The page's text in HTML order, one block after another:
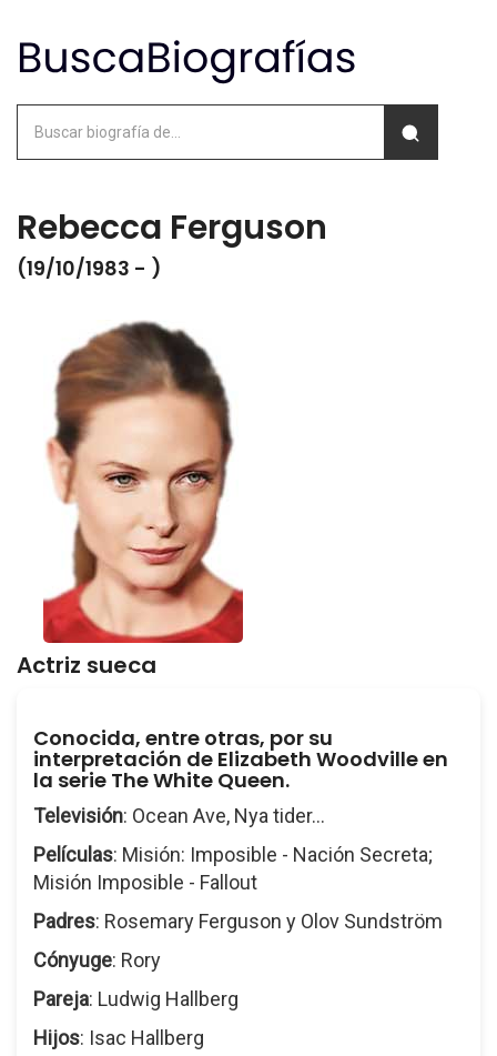
Rebecca Ferguson
(19/10/1983 - )
Actriz sueca
Conocida, entre otras, por su
interpretación de Elizabeth Woodville en
la serie The White Queen.
Televisión: Ocean Ave, Nya tider...
Películas: Misión: Imposible - Nación Secreta;
Misión Imposible - Fallout
Padres: Rosemary Ferguson y Olov Sundström
Cónyuge: Rory
Pareja: Ludwig Hallberg
Hijos: Isac Hallberg